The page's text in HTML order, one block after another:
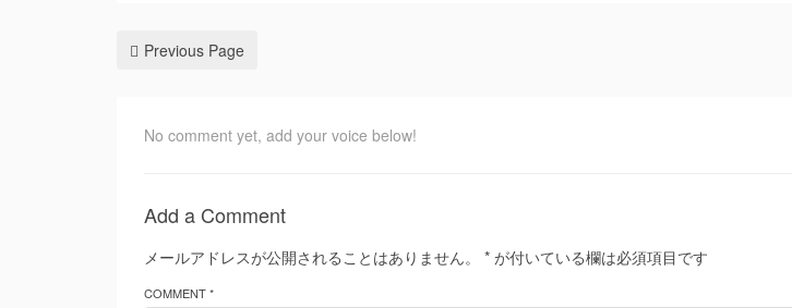
Previous Page
No comment yet, add your voice below!
Add a Comment
メールアドレスが公開されることはありません。 * が付いている欄は必須項目です
COMMENT *